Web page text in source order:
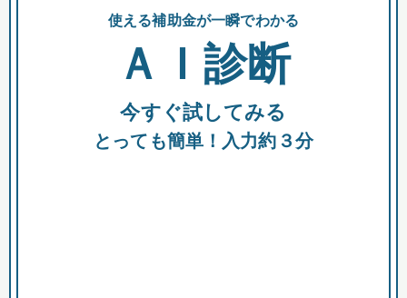
全国の検索結果を含めて表示
助成金 融資 出資
使える補助金が一瞬でわかる
ＡＩ診断
今すぐ試してみる
とっても簡単！入力約３分